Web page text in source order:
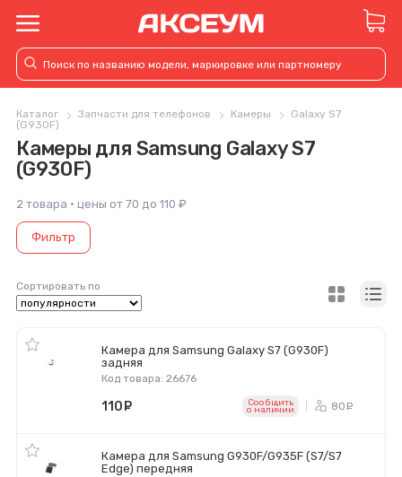
Каталог Запчасти для телефонов Камеры
Galaxy S7
(G930F)
Камеры для Samsung Galaxy S7
(G930F)
2 товара · цены от 70 до 110 ₽
Фильтр
Сортировать по
Камера для Samsung Galaxy S7 (G930F)
задняя
Код товара: 26676
110 Сообщить
o наличии 80
Камера для Samsung G930F/G935F (S7/S7
Edge) передняя